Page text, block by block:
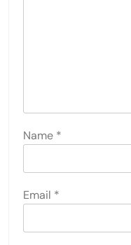
Name *
Email *